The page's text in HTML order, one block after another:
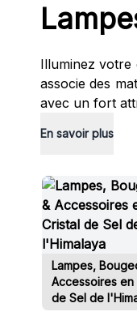
Illuminez votre
associe des
avec un fort
En savoir plus
Lampes,
Accessoires en
de Sel de